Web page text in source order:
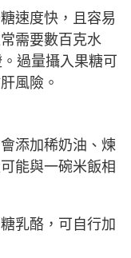
速度快，且容易
需要數百克水
過量攝入果糖可
風險。
添加稀奶油、煉
能與一碗米飯相
乳酪，可自行加